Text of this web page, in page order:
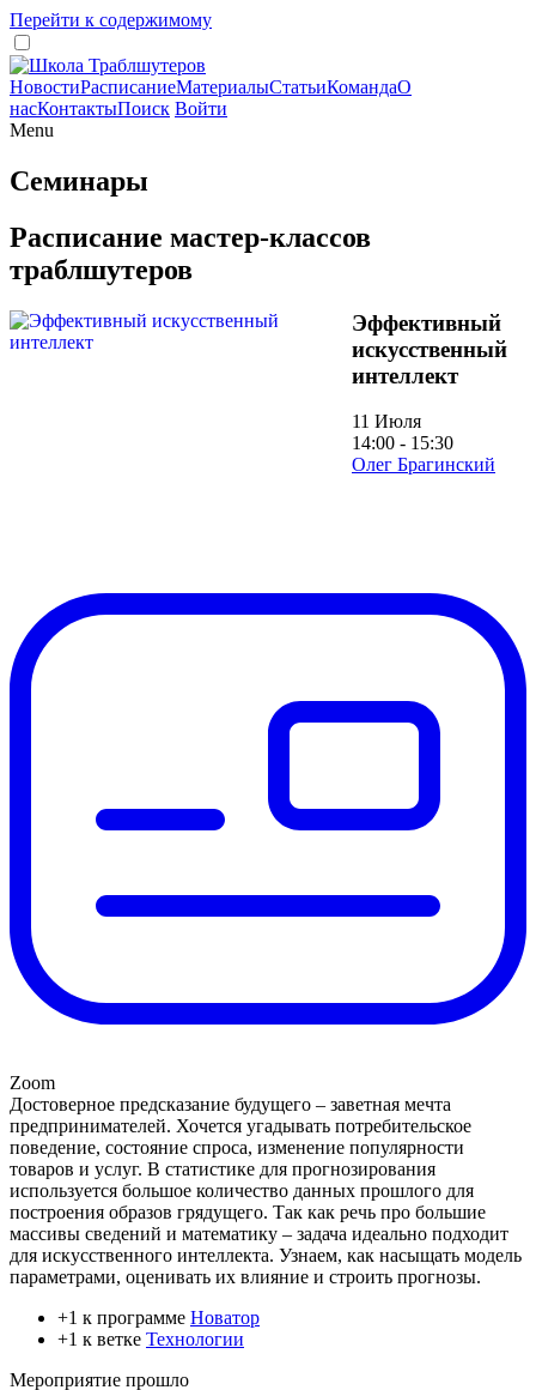
Перейти к содержимому
НовостиРасписаниеМатериалыСтатьиКомандаО
насКонтактыПоиск Войти
Menu
Семинары
Расписание мастер-классов
траблшутеров
Эффективный
искусственный
интеллект
11 Июля
14:00 - 15:30
Олег Брагинский
Zoom
Достоверное предсказание будущего – заветная мечта
предпринимателей. Хочется угадывать потребительское
поведение, состояние спроса, изменение популярности
товаров и услуг. В статистике для прогнозирования
используется большое количество данных прошлого для
построения образов грядущего. Так как речь про большие
массивы сведений и математику – задача идеально подходит
для искусственного интеллекта. Узнаем, как насыщать модель
параметрами, оценивать их влияние и строить прогнозы.
+1 к программе Новатор
+1 к ветке Технологии
Мероприятие прошло